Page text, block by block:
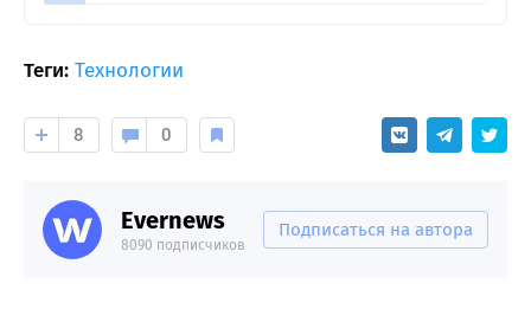
Теги: Технологии
8 0
Evernews
8090 подписчиков
Подписаться на автора